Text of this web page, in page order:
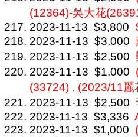
(12364)-吳大花
2023-11-13 $3,800
2023-11-13 $3,000
2023-11-13 $2,500
2023-11-13 $1,000
(33724) . (2023/11
2023-11-13 $2,500
2023-11-13 $3,336
2023-11-13 $1,000